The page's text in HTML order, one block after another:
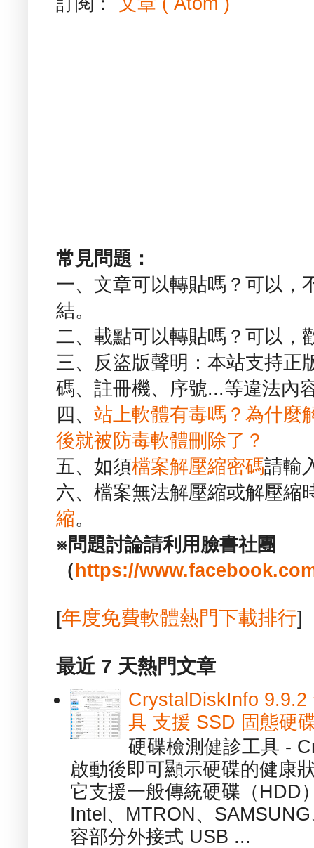
常見問題：
一、文章可以轉貼嗎？可以，
結。
二、載點可以轉貼嗎？可以，
三、反盜版聲明：本站支持正
碼、註冊機、序號...等違法內
四、 站上軟體有毒嗎？為什麼
後就被防毒軟體刪除了？
五、如須檔案解壓縮密碼請輸
六、檔案無法解壓縮或解壓縮
縮。
※問題討論請利用臉書社團
（ https://
[年度免費軟體熱門下載排行]
最近 7 天熱門文章
CrystalDiskInfo 9.9.2
具 支援 SSD 固態硬
硬碟檢測健診工具 -
啟動後即可顯示硬碟的健康
它支援一般傳統硬碟（HDD
Intel、MTRON、
容部分外接式 USB ...